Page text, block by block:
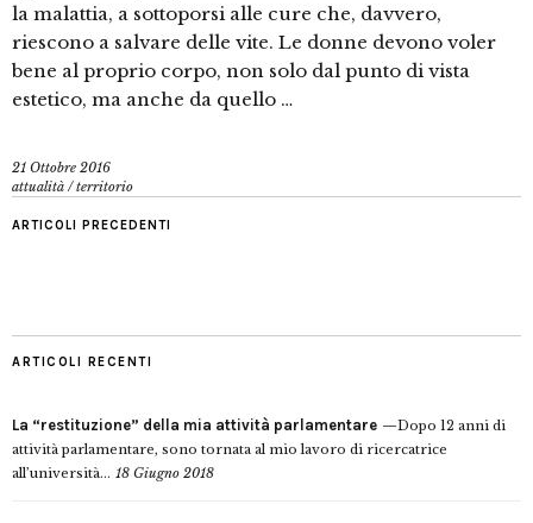
la malattia, a sottoporsi alle cure che, davvero,
riescono a salvare delle vite. Le donne devono voler
bene al proprio corpo, non solo dal punto di vista
estetico, ma anche da quello …
21 Ottobre 2016
attualità /territorio
ARTICOLI PRECEDENTI
ARTICOLI RECENTI
La “restituzione” della mia attività parlamentare
Dopo 12 anni di
attività parlamentare, sono tornata al mio lavoro di ricercatrice
all’università... 18 Giugno 2018